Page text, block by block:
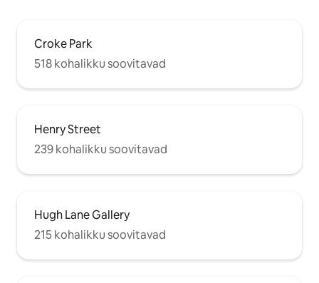
Croke Park
518 kohalikku soovitavad
Henry Street
239 kohalikku soovitavad
Hugh Lane Gallery
215 kohalikku soovitavad